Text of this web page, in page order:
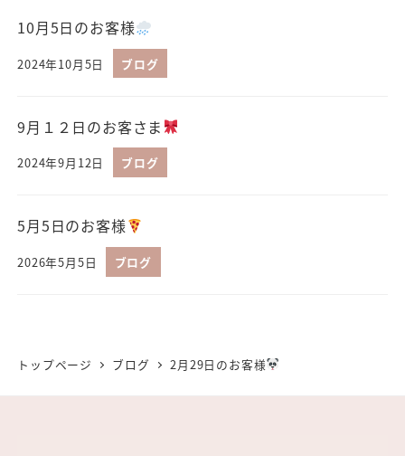
10月5日のお客様
2024年10月5日 ブログ
9月１２日のお客さま
2024年9月12日 ブログ
5月5日のお客様
2026年5月5日 ブログ
トップページ ブログ 2月29日のお客様